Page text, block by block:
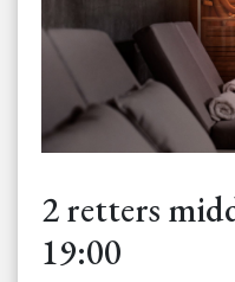
2 retters
19:00